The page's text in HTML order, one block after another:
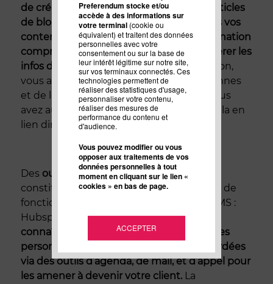
Preferendum stocke et/ou
accède à des informations sur
votre terminal (cookie ou
équivalent) et traitent des données
personnelles avec votre
consentement ou sur la base de
leur intérêt légitime sur notre site,
sur vos terminaux connectés. Ces
technologies permettent de
réaliser des statistiques d'usage,
personnaliser votre contenu,
réaliser des mesures de
performance du contenu et
d'audience.
Vous pouvez modifier ou vous
opposer aux traitements de vos
données personnelles à tout
moment en cliquant sur le lien «
cookies » en bas de page.
ACCEPTER
de créer des call-to-action (CTA) et des articles
de blogs afin d’attirer des personnes vers vos
contenus, et de créer des pages de destination
comprenant des formulaires pour récupérer les
infos dont vous avez besoin . De cette façon,
vous avez les moyens d’attirer des personnes
et de leur faire suivre les parcours que vous
avez au préalable défini pour eux, tout cela en
lien direct avec votre CMS.
Des outils liés aux processus de vente
constituent la troisième grosse catégorie de
fonctionnalités inédite dans les autres CMS :
Hubspot vous offre ainsi lapossibilité de
connaître, via les parcours sur votre site, les
personnes qui sont mûres pour être abordées
via des outils d’agenda, de mail, et d’appel pour
les amener à devenir votre client.La